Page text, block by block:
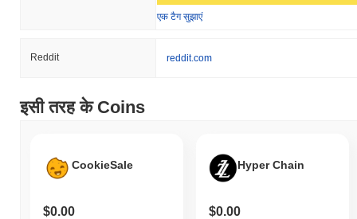
एक टैग सुझाएं
Reddit reddit.com
इसी तरह के Coins
CookieSale
$0.00
Hyper Chain
$0.00